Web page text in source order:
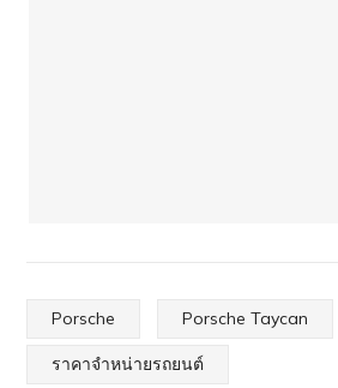
Porsche Porsche Taycan
ราคาจำหน่ายรถยนต์